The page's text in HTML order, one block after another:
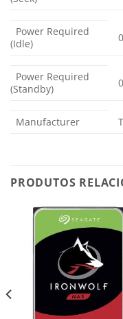
Power Required
(Idle)
Power Required
(Standby)
Manufacturer
PRODUTOS